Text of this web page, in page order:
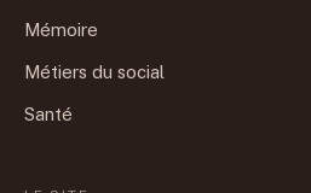
Mémoire
Métiers du social
Santé